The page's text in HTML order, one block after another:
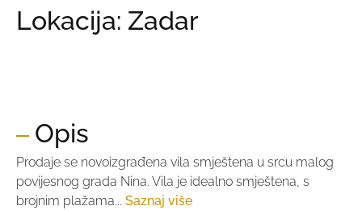
Lokacija: Zadar
Opis
Prodaje se novoizgrađena vila smještena u srcu malog
povijesnog grada Nina. Vila je idealno smještena, s
brojnim plažama... Saznaj više